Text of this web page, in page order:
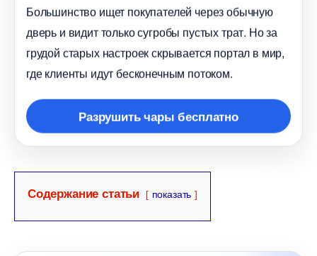
Большинство ищет покупателей через обычную
дверь и видит только сугробы пустых трат. Но за
рудой старых настроек скрывается портал в мир,
де клиенты идут бесконечным потоком.
Разрушить чары бесплатно
Содержание статьи показать